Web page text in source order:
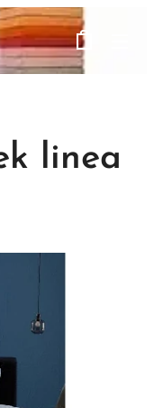
linea